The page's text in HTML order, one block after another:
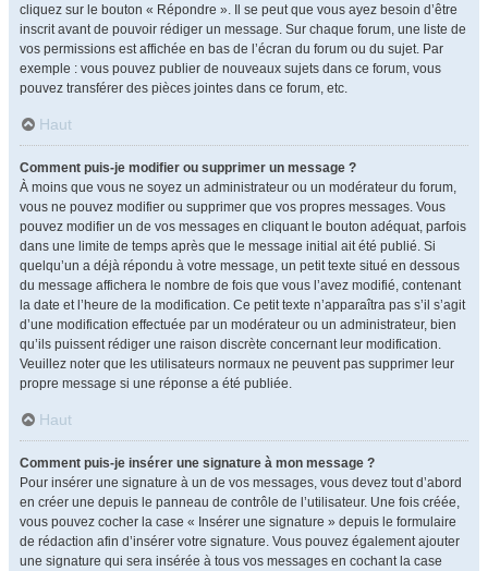
cliquez sur le bouton « Répondre ». Il se peut que vous ayez besoin d’être
inscrit avant de pouvoir rédiger un message. Sur chaque forum, une liste de
vos permissions est affichée en bas de l’écran du forum ou du sujet. Par
exemple : vous pouvez publier de nouveaux sujets dans ce forum, vous
pouvez transférer des pièces jointes dans ce forum, etc.
Haut
Comment puis-je modifier ou supprimer un message ?
À moins que vous ne soyez un administrateur ou un modérateur du forum,
vous ne pouvez modifier ou supprimer que vos propres messages. Vous
pouvez modifier un de vos messages en cliquant le bouton adéquat, parfois
dans une limite de temps après que le message initial ait été publié. Si
quelqu’un a déjà répondu à votre message, un petit texte situé en dessous
du message affichera le nombre de fois que vous l’avez modifié, contenant
la date et l’heure de la modification. Ce petit texte n’apparaîtra pas s’il s’agit
d’une modification effectuée par un modérateur ou un administrateur, bien
qu’ils puissent rédiger une raison discrète concernant leur modification.
Veuillez noter que les utilisateurs normaux ne peuvent pas supprimer leur
propre message si une réponse a été publiée.
Haut
Comment puis-je insérer une signature à mon message ?
Pour insérer une signature à un de vos messages, vous devez tout d’abord
en créer une depuis le panneau de contrôle de l’utilisateur. Une fois créée,
vous pouvez cocher la case « Insérer une signature » depuis le formulaire
de rédaction afin d’insérer votre signature. Vous pouvez également ajouter
une signature qui sera insérée à tous vos messages en cochant la case